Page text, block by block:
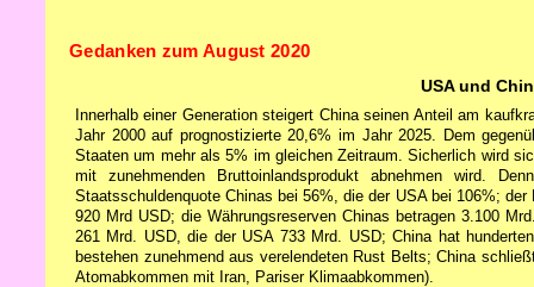
Gedanken zum August 2020
USA und
Innerhalb einer Generation steigert China seinen Anteil am
Jahr 2000 auf prognostizierte 20,6% im Jahr 2025. Dem
Staaten um mehr als 5% im gleichen Zeitraum. Sicherlich wird
mit zunehmenden Bruttoinlandsprodukt abnehmen wird.
Staatsschuldenquote Chinas bei 56%, die der USA bei 106%;
920 Mrd USD; die Währungsreserven Chinas betragen 3.100
261 Mrd. USD, die der USA 733 Mrd. USD; China hat
bestehen zunehmend aus verelendeten Rust Belts; China
Atomabkommen mit Iran, Pariser Klimaabkommen).